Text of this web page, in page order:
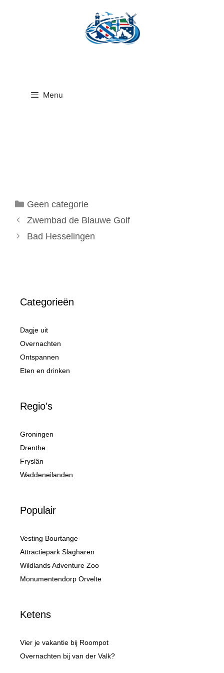
Menu
Categorieën
Geen categorie
Zwembad de Blauwe Golf
Bad Hesselingen
Categorieën
Dagje uit
Overnachten
Ontspannen
Eten en drinken
Regio’s
Groningen
Drenthe
Fryslân
Waddeneilanden
Populair
Vesting Bourtange
Attractiepark Slagharen
Wildlands Adventure Zoo
Monumentendorp Orvelte
Ketens
Vier je vakantie bij Roompot
Overnachten bij van der Valk?